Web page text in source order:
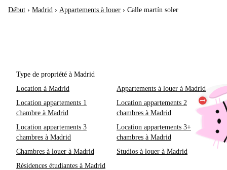
Début › Madrid › Appartements à louer › Calle martín soler
Type de propriété à Madrid
Location à Madrid
Appartements à louer à Madrid
Location appartements 1
chambre à Madrid
Location appartements 2
chambres à Madrid
Location appartements 3
chambres à Madrid
Location appartements 3+
chambres à Madrid
Chambres à louer à Madrid
Studios à louer à Madrid
Résidences étudiantes à Madrid